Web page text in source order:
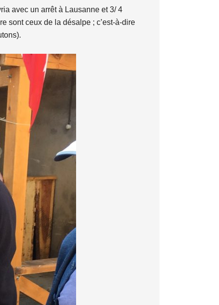
avec un arrêt à Lausanne et 3/ 4
sont ceux de la désalpe ; c’est-à-dire